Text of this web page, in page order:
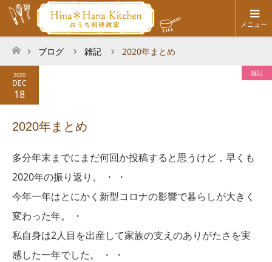
メニュー
ホーム
ブログ 雑記 2020年まとめ
2020
DEC
18
雑記
2020年まとめ
多分年末までにまだ何回か投稿すると思うけど，早くも
2020年の振り返り。 ・ ・
今年一年はとにかく新型コロナの影響で暮らしが大きく
変わった年。 ・
私自身は2人目を出産して家族の支えのありがたさを実
感した一年でした。 ・ ・